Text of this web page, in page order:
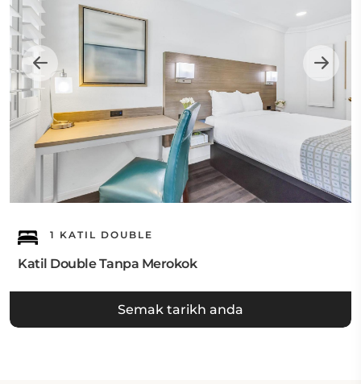
1 KATIL DOUBLE
Katil Double Tanpa Merokok
Semak tarikh anda